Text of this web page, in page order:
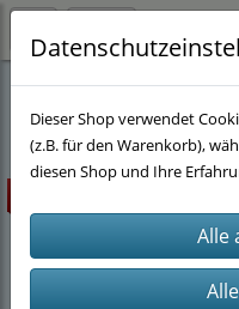
Stöwers-Garnelenstube(143)
Dieser Shop verwendet
(z.B. für den Warenkorb),
diesen Shop und Ihre